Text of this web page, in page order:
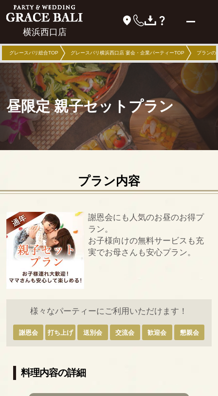
横浜西口店
グレースバリ総合TOP グレースバリ横浜西口店 宴会・企業パーティーTOP プランの
昼限定 親子セットプラン
プラン内容
謝恩会にも人気のお昼のお得プ
ラン。
お子様向けの無料サービスも充
実でお母さんも安心プラン。
様々なパーティーにご利用いただけます！
謝恩会 打ち上げ 送別会 交流会 歓迎会 懇親会
料理内容の詳細